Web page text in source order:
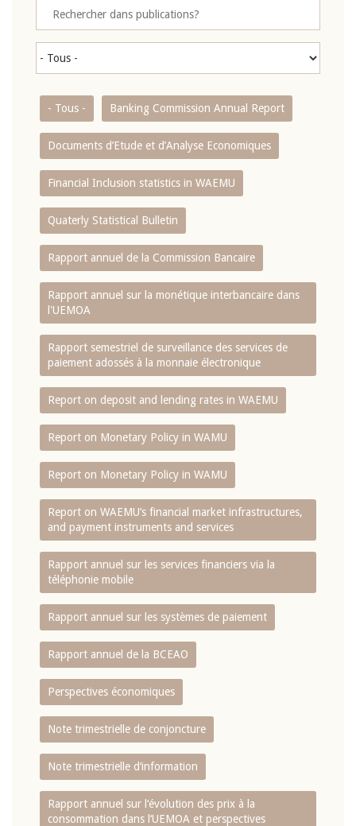
- Tous - Banking Commission Annual Report
Documents d’Etude et d’Analyse Economiques
Financial Inclusion statistics in WAEMU
Quaterly Statistical Bulletin
Rapport annuel de la Commission Bancaire
Rapport annuel sur la monétique interbancaire dans
l'UEMOA
Rapport semestriel de surveillance des services de
paiement adossés à la monnaie électronique
Report on deposit and lending rates in WAEMU
Report on Monetary Policy in WAMU
Report on Monetary Policy in WAMU
Report on WAEMU’s financial market infrastructures,
and payment instruments and services
Rapport annuel sur les services financiers via la
téléphonie mobile
Rapport annuel sur les systèmes de paiement
Rapport annuel de la BCEAO
Perspectives économiques
Note trimestrielle de conjoncture
Note trimestrielle d‘information
Rapport annuel sur l‘évolution des prix à la
consommation dans l‘UEMOA et perspectives